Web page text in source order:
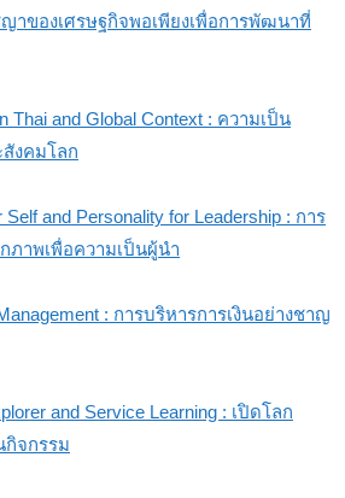
าของเศรษฐกิจพอเพียงเพื่อการพัฒนาที่
Thai and Global Context : ความเป็น
งคมโลก
Self and Personality for Leadership : การ
ภาพเพื่อความเป็นผู้นำ
: การบริหารการเงินอย่างชาญ
and Service Learning : เปิดโลก
กิจกรรม